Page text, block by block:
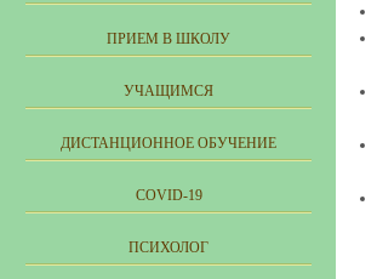
ПРИЕМ В ШКОЛУ
УЧАЩИМСЯ
ДИСТАНЦИОННОЕ ОБУЧЕНИЕ
COVID-19
ПСИХОЛОГ